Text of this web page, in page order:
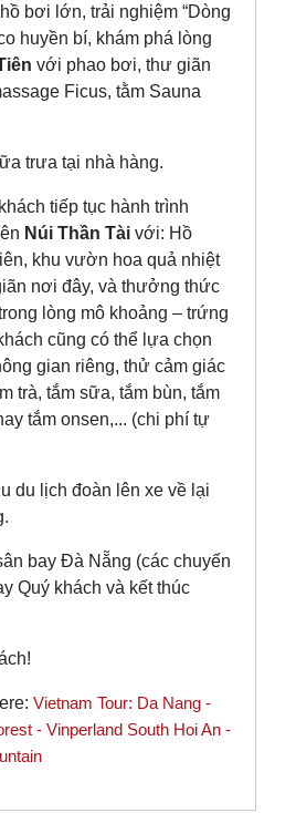
bơi lớn, trải nghiệm “Dòng
huyền bí, khám phá lòng
với phao bơi, thư giãn
Ficus, tằm Sauna
trưa tại nhà hàng.
tiếp tục hành trình
Núi Thần Tài với: Hồ
khu vườn hoa quả nhiệt
nơi đây, và thưởng thức
lòng mô khoảng – trứng
cũng có thể lựa chọn
gian riêng, thử cảm giác
trà, tắm sữa, tắm bùn, tắm
tắm onsen,... (chi phí tự
du lịch đoàn lên xe về lại
bay Đà Nẵng (các chuyến
Quý khách và kết thúc
Vietnam Tour: Da Nang -
- Vinperland South Hoi An -